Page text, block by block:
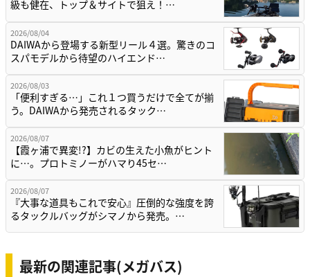
級も健在、トップ＆サイトで狙え！…
2026/08/04
DAIWAから登場する新型リール４選。驚きのコ
スパモデルから待望のハイエンド…
2026/08/03
「便利すぎる…」これ１つ買うだけで全てが揃
う。DAIWAから発売されるタック…
2026/08/07
【霞ヶ浦で異変!?】カビの生えた小魚がヒント
に…。プロトミノーがハマり45セ…
2026/08/07
『大事な道具もこれで安心』圧倒的な強度を誇
るタックルバッグがシマノから発売。…
最新の関連記事(メガバス)